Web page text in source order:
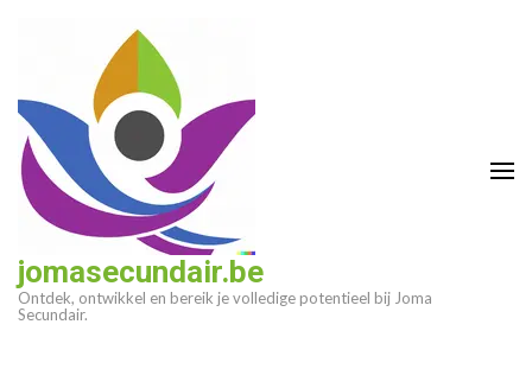
(druk
enter)
jomasecundair.be
Ontdek, ontwikkel en bereik je volledige potentieel bij Joma
Secundair.